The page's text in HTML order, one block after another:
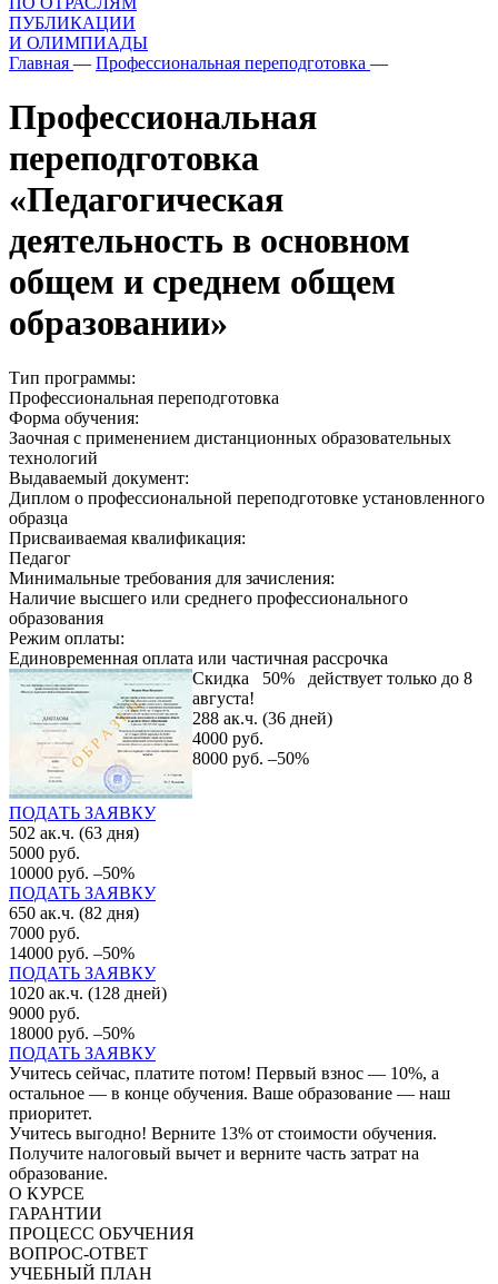
ПУБЛИКАЦИИ
И ОЛИМПИАДЫ
Главная — Профессиональная переподготовка —
Профессиональная
переподготовка
«Педагогическая
деятельность в основном
общем и среднем общем
образовании»
Тип программы:
Профессиональная переподготовка
Форма обучения:
Заочная с применением дистанционных образовательных
технологий
Выдаваемый документ:
Диплом о профессиональной переподготовке установленного
образца
Присваиваемая квалификация:
Педагог
Минимальные требования для зачисления:
Наличие высшего или среднего профессионального
образования
Режим оплаты:
Единовременная оплата или частичная рассрочка
Скидка 50% действует только до 8
августа!
288 ак.ч. (36 дней)
4000 руб.
8000 руб. –50%
ПОДАТЬ ЗАЯВКУ
502 ак.ч. (63 дня)
5000 руб.
10000 руб. –50%
ПОДАТЬ ЗАЯВКУ
650 ак.ч. (82 дня)
7000 руб.
14000 руб. –50%
ПОДАТЬ ЗАЯВКУ
1020 ак.ч. (128 дней)
9000 руб.
18000 руб. –50%
ПОДАТЬ ЗАЯВКУ
Учитесь сейчас, платите потом! Первый взнос — 10%, а
остальное — в конце обучения. Ваше образование — наш
приоритет.
Учитесь выгодно! Верните 13% от стоимости обучения.
Получите налоговый вычет и верните часть затрат на
образование.
О КУРСЕ
ГАРАНТИИ
ПРОЦЕСС ОБУЧЕНИЯ
ВОПРОС-ОТВЕТ
УЧЕБНЫЙ ПЛАН